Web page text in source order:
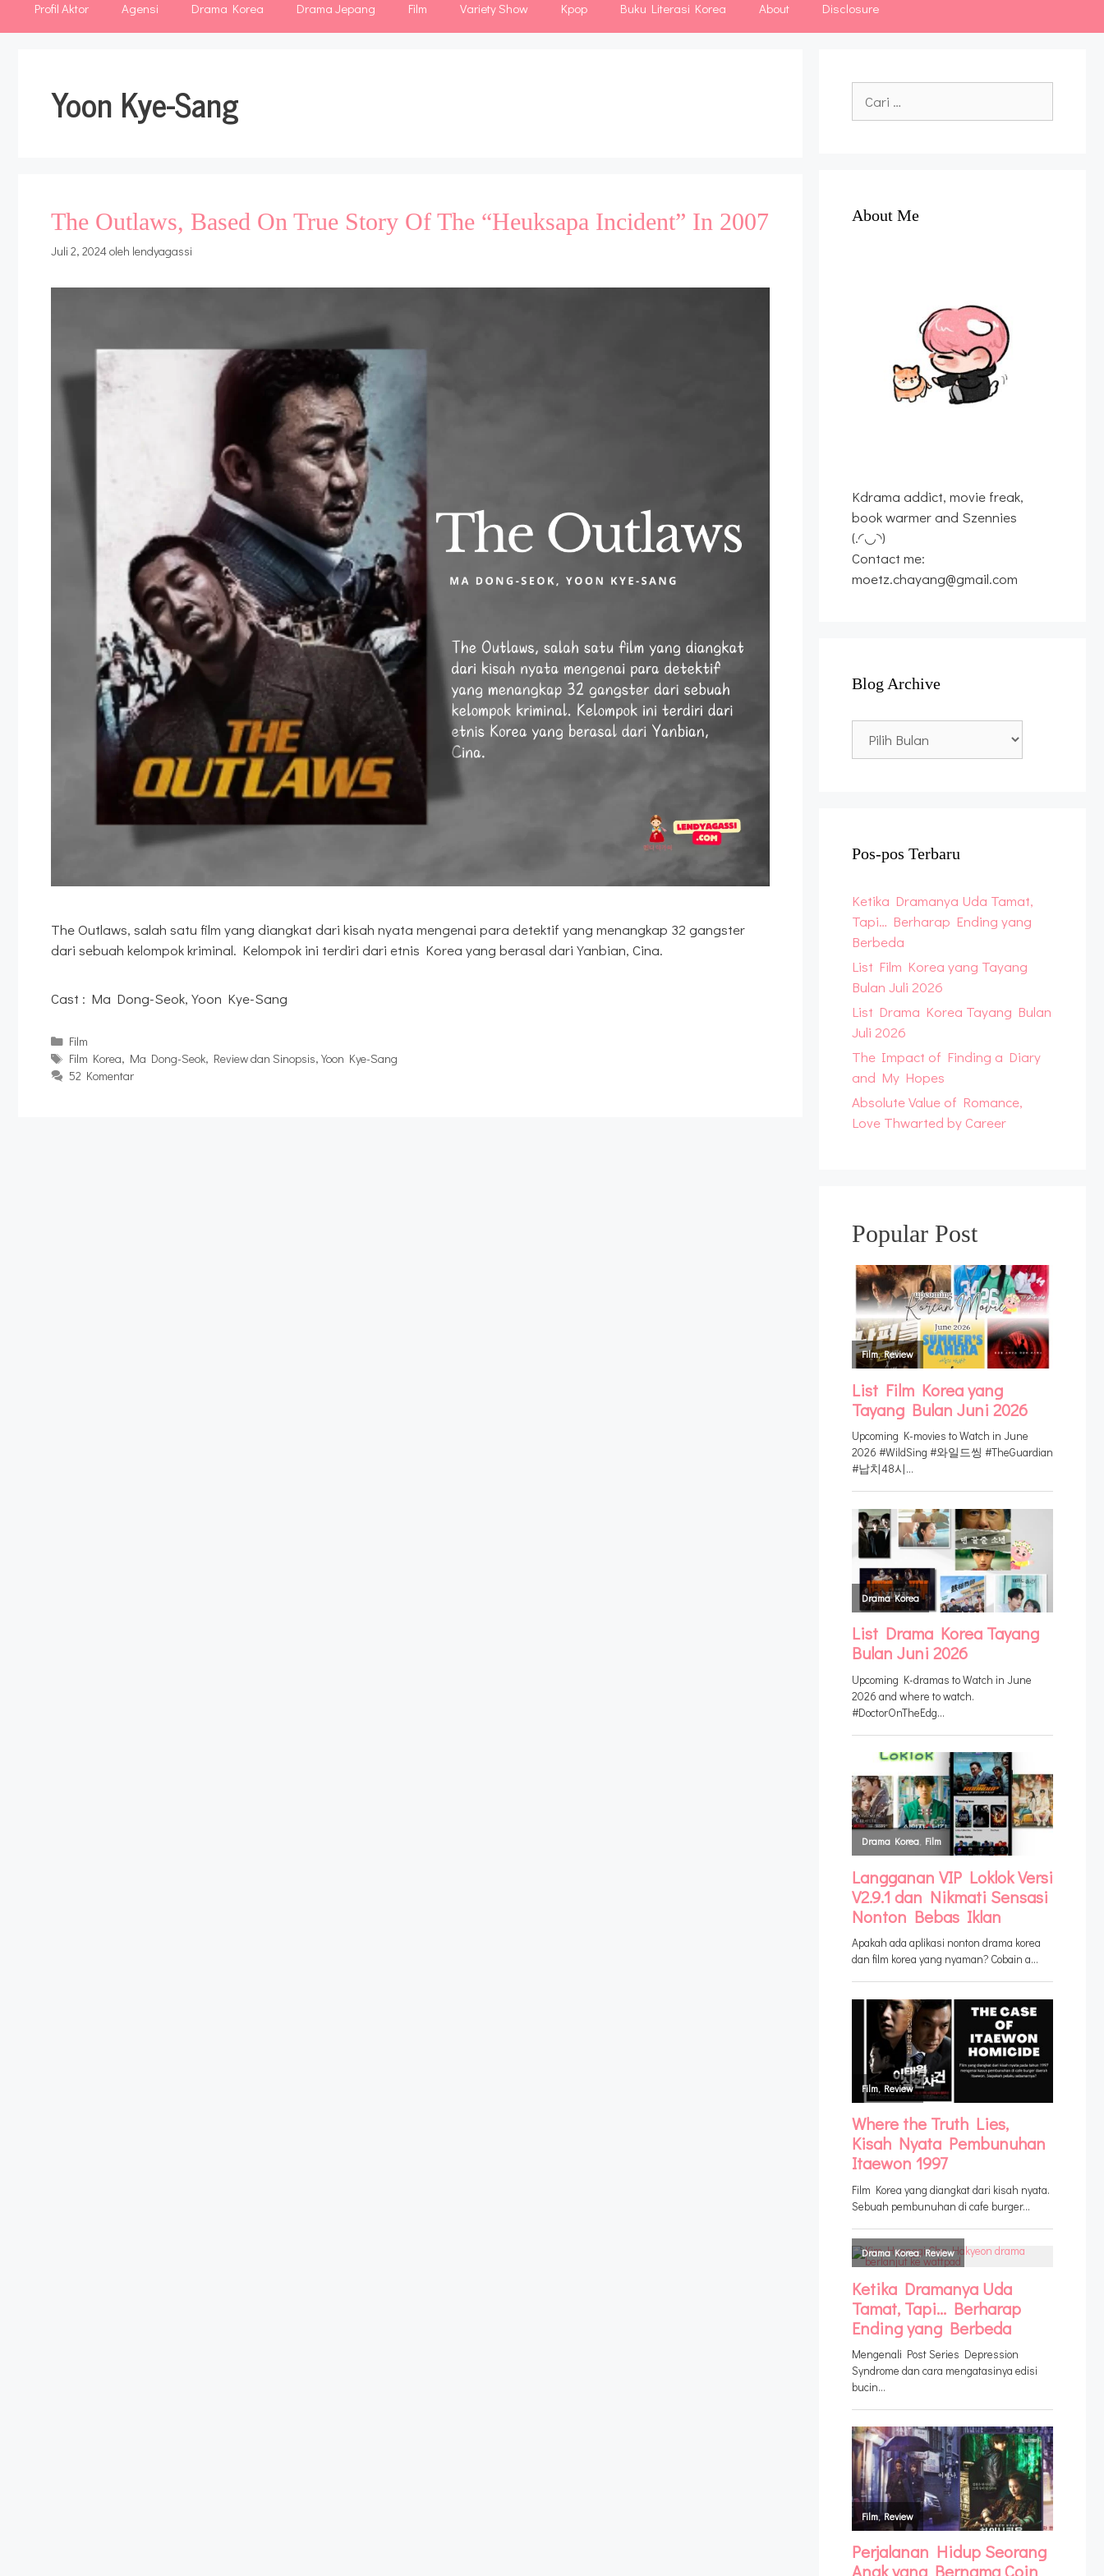
Profil Aktor Agensi Drama Korea Drama Jepang Film Variety Show Kpop Buku Literasi Korea About Disclosure
Yoon Kye-Sang
The Outlaws, Based On True Story Of The “Heuksapa Incident” In 2007
Juli 2, 2024oleh lendyagassi
The Outlaws, salah satu film yang diangkat dari kisah nyata mengenai para detektif yang menangkap 32 gangster
dari sebuah kelompok kriminal. Kelompok ini terdiri dari etnis Korea yang berasal dari Yanbian, Cina.
Cast : Ma Dong-Seok, Yoon Kye-Sang
Kategori
Film
Tag
Film Korea, Ma Dong-Seok, Review dan Sinopsis, Yoon Kye-Sang
52 Komentar
untuk:
About Me
Kdrama addict, movie freak,
book warmer and Szennies
(.◜◡◝)
Contact me:
moetz.chayang@gmail.com
Blog Archive
Archive
Pos-pos Terbaru
Ketika Dramanya Uda Tamat,
Tapi… Berharap Ending yang
Berbeda
List Film Korea yang Tayang
Bulan Juli 2026
List Drama Korea Tayang Bulan
Juli 2026
The Impact of Finding a Diary
and My Hopes
Absolute Value of Romance,
Love Thwarted by Career
Popular Post